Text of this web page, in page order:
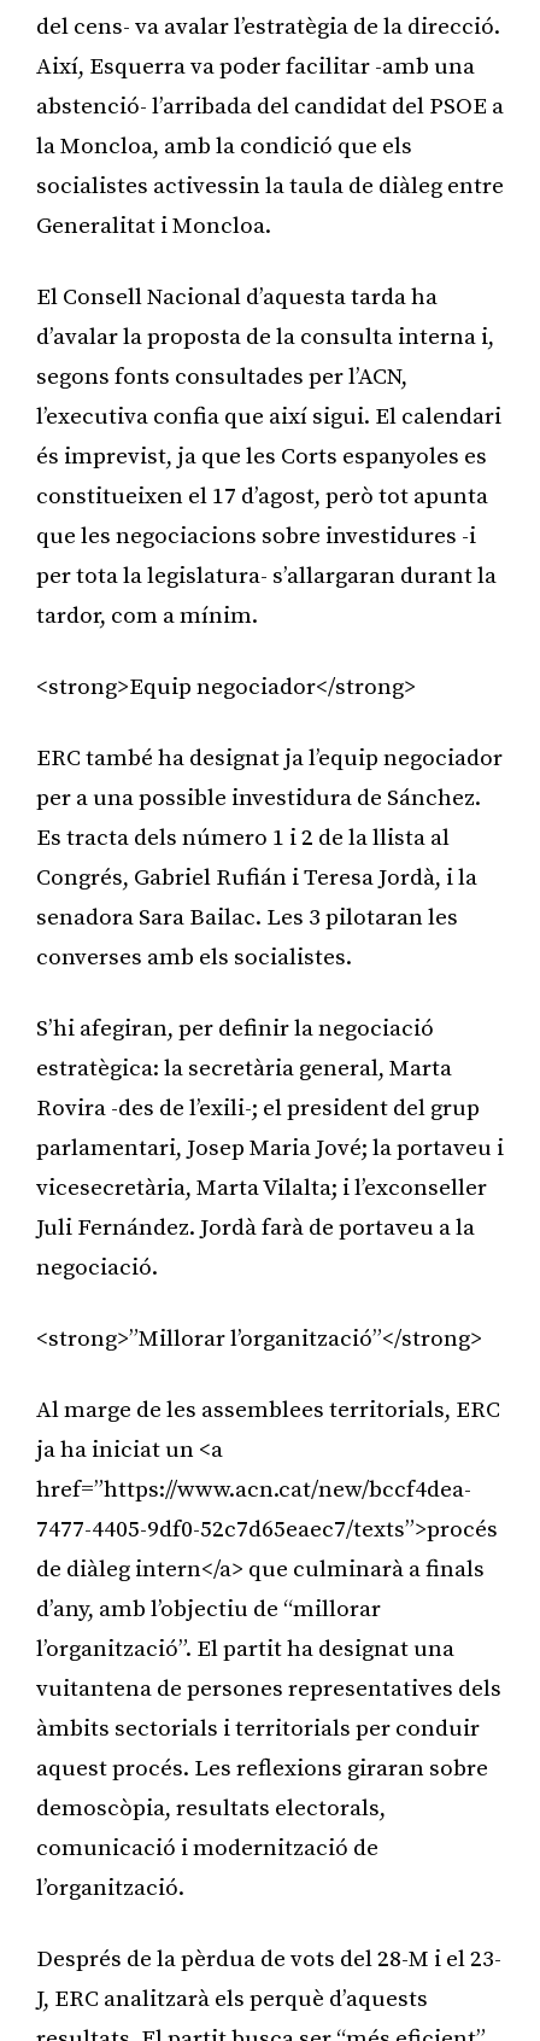
del cens- va avalar l’estratègia de la direcció.
Així, Esquerra va poder facilitar -amb una
abstenció- l’arribada del candidat del PSOE a
la Moncloa, amb la condició que els
socialistes activessin la taula de diàleg entre
Generalitat i Moncloa.
El Consell Nacional d’aquesta tarda ha
d’avalar la proposta de la consulta interna i,
segons fonts consultades per l’ACN,
l’executiva confia que així sigui. El calendari
és imprevist, ja que les Corts espanyoles es
constitueixen el 17 d’agost, però tot apunta
que les negociacions sobre investidures -i
per tota la legislatura- s’allargaran durant la
tardor, com a mínim.
<strong>Equip negociador</strong>
ERC també ha designat ja l’equip negociador
per a una possible investidura de Sánchez.
Es tracta dels número 1 i 2 de la llista al
Congrés, Gabriel Rufián i Teresa Jordà, i la
senadora Sara Bailac. Les 3 pilotaran les
converses amb els socialistes.
S’hi afegiran, per definir la negociació
estratègica: la secretària general, Marta
Rovira -des de l’exili-; el president del grup
parlamentari, Josep Maria Jové; la portaveu i
vicesecretària, Marta Vilalta; i l’exconseller
Juli Fernández. Jordà farà de portaveu a la
negociació.
<strong>”Millorar l’organització”</strong>
Al marge de les assemblees territorials, ERC
ja ha iniciat un <a
href=”https://www.acn.cat/new/bccf4dea-
7477-4405-9df0-52c7d65eaec7/texts”>procés
de diàleg intern</a> que culminarà a finals
d’any, amb l’objectiu de “millorar
l’organització”. El partit ha designat una
vuitantena de persones representatives dels
àmbits sectorials i territorials per conduir
aquest procés. Les reflexions giraran sobre
demoscòpia, resultats electorals,
comunicació i modernització de
l’organització.
Després de la pèrdua de vots del 28-M i el 23-
J, ERC analitzarà els perquè d’aquests